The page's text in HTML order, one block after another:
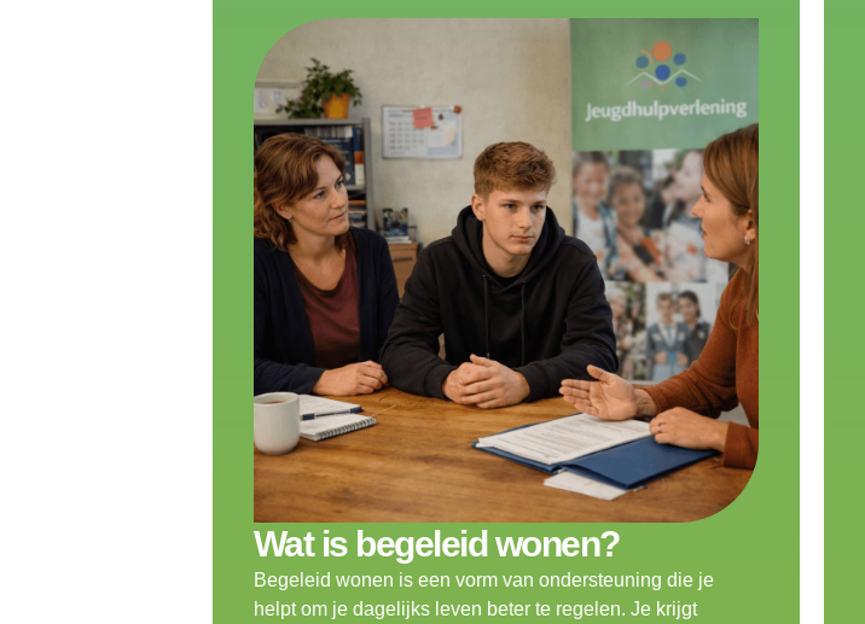
Wat is begeleid wonen?
Begeleid wonen is een vorm van ondersteuning die je
helpt om je dagelijks leven beter te regelen. Je krijgt